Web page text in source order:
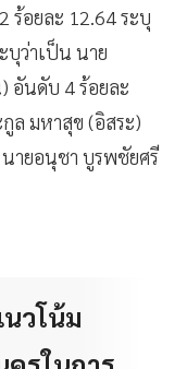
ระบุว่าเป็น
อยละ 12.64 ระบุ
บุว่าเป็น นาย
อันดับ 4 ร้อยละ
ล มหาสุข (อิสระ)
ายอนุชา บูรพชัยศรี
วโน้ม